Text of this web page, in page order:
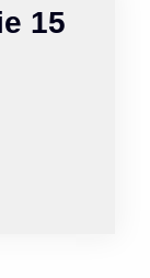
15